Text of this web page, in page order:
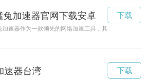
兔加速器官网下载安卓
加速器作为一款领先的网络加速工具，其官网为用户提
下载
速器台湾 下载